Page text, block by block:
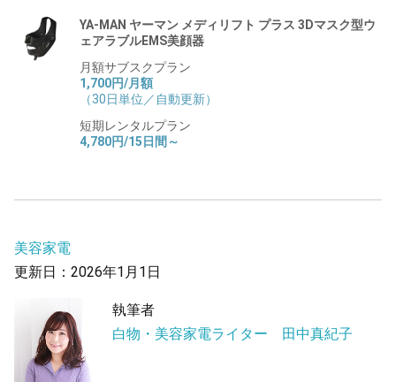
YA-MAN ヤーマン メディリフト プラス 3Dマスク型ウ
ェアラブルEMS美顔器
月額サブスクプラン
1,700円/月額
（30日単位／自動更新）
短期レンタルプラン
4,780円/15日間～
美容家電
更新日：2026年1月1日
執筆者
白物・美容家電ライター 田中真紀子